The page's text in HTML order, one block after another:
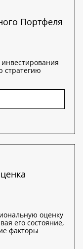
Портфеля
стратегию
оценку
его состояние,
факторы